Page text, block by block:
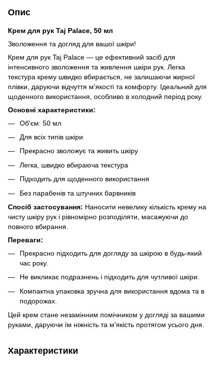
Опис
Крем для рук Taj Palace, 50 мл
Зволоження та догляд для вашої шкіри!
Крем для рук Taj Palace — це ефективний засіб для
інтенсивного зволоження та живлення шкіри рук. Легка
текстура крему швидко вбирається, не залишаючи жирної
плівки, даруючи відчуття м'якості та комфорту. Ідеальний для
щоденного використання, особливо в холодний період року.
Основні характеристики:
Об'єм: 50 мл
Для всіх типів шкіри
Прекрасно зволожує та живить шкіру
Легка, швидко вбираюча текстура
Підходить для щоденного використання
Без парабенів та штучних барвників
Спосіб застосування: Наносити невелику кількість крему на
чисту шкіру рук і рівномірно розподіляти, масажуючи до
повного вбирання.
Переваги:
Прекрасно підходить для догляду за шкірою в будь-який
час року.
Не викликає подразнень і підходить для чутливої шкіри.
Компактна упаковка зручна для використання вдома та в
подорожах.
Цей крем стане незамінним помічником у догляді за вашими
руками, даруючи їм ніжність та м'якість протягом усього дня.
Характеристики